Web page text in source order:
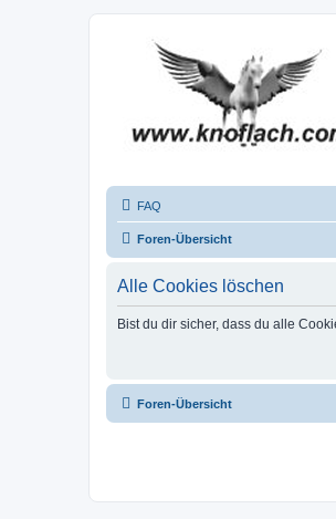
FAQ
Foren-Übersicht
Alle Cookies löschen
Bist du dir sicher, dass du alle
Foren-Übersicht